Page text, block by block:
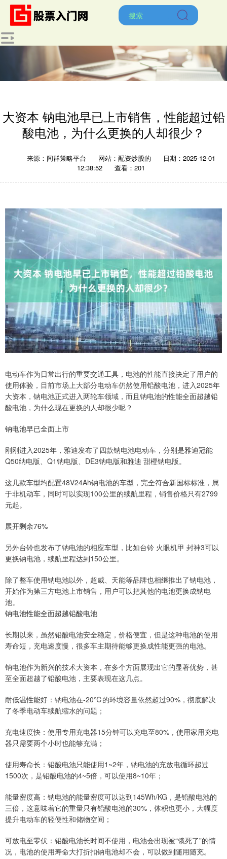
大资本 钠电池早已上市销售，性能超过铅
酸电池，为什么更换的人却很少？
来源：间群策略平台 网站：配资炒股的
日期：2025-12-01
12:38:52
查看：201
电动车作为日常出行的重要交通工具，电池的性能直接决定了用户的
使用体验，目前市场上大部分电动车仍然使用铅酸电池，进入2025年
大资本，钠电池正式进入两轮车领域，而且钠电池的性能全面超越铅
酸电池，为什么现在更换的人却很少呢？
钠电池早已全面上市
刚刚进入2025年，雅迪发布了四款钠电池电动车，分别是雅迪冠能
Q50纳电版、Q1钠电版、DE3钠电版和雅迪 甜橙钠电版。
这几款车型均配置48V24Ah钠电池的车型，完全符合新国标标准，属
于非机动车，同时可以实现100公里的续航里程，销售价格只有2799
元起。
展开剩余76%
另外台铃也发布了钠电池的相应车型，比如台铃 火眼机甲 封神3可以
更换钠电池，续航里程达到150公里。
除了整车使用钠电池以外，超威、天能等品牌也相继推出了钠电池，
开始作为第三方电池上市销售，用户可以把其他的电池更换成钠电
池。
钠电池性能全面超越铅酸电池
长期以来，虽然铅酸电池安全稳定，价格便宜，但是这种电池的使用
寿命短，充电速度慢，很多车主期待能够更换成性能更强的电池。
钠电池作为新兴的技术大资本，在多个方面展现出它的显著优势，甚
至全面超越了铅酸电池，主要表现在这几点。
耐低温性能好：钠电池在-20℃的环境容量依然超过90%，彻底解决
了冬季电动车续航缩水的问题；
充电速度快：使用专用充电器15分钟可以充电至80%，使用家用充电
器只需要两个小时也能够充满；
使用寿命长：铅酸电池只能使用1~2年，钠电池的充放电循环超过
1500次，是铅酸电池的4~5倍，可以使用8~10年；
能量密度高：钠电池的能量密度可以达到145Wh/KG，是铅酸电池的
三倍，这意味着它的重量只有铅酸电池的30%，体积也更小，大幅度
提升电动车的轻便性和储物空间；
可放电至零伏：铅酸电池长时间不使用，电池会出现被“饿死了”的情
况，电池的使用寿命大打折扣钠电池却不会，可以做到随用随充。